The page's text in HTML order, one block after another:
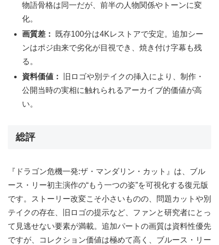
物語骨格は同一だが、前半の人物関係やトーンに変
化。
画質差：
既存100分は4Kレストアで安定。追加シー
ンはポジ由来で劣化が目視でき、焼き付け字幕も残
る。
資料価値：
旧ロゴや別テイクの挿入により、制作・
公開当時の実相に触れられるアーカイブ的価値が高
い。
総評
『ドラゴン危機一発:ザ・マンダリン・カット』は、ブル
ース・リー初主演作の“もう一つの姿”を可視化する復元版
です。ストーリー改変こそ小さいものの、問題カットや別
テイクの存在、旧ロゴの提示など、ファンと研究者にとっ
て見逃せない要素が満載。追加パートの画質は資料性優先
ですが、コレクション価値は極めて高く、ブルース・リー